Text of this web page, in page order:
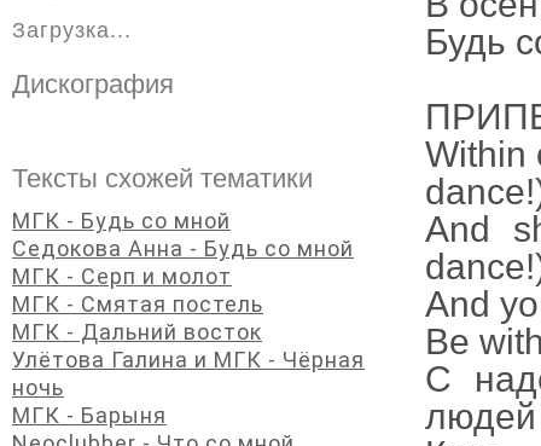
Будь
Within
And
And
Be
С
людей
Загрузка...
Дискография
Тексты схожей тематики
МГК - Будь со мной
Седокова Анна - Будь со мной
МГК - Серп и молот
МГК - Смятая постель
МГК - Дальний восток
Улётова Галина и МГК - Чёрная
ночь
МГК - Барыня